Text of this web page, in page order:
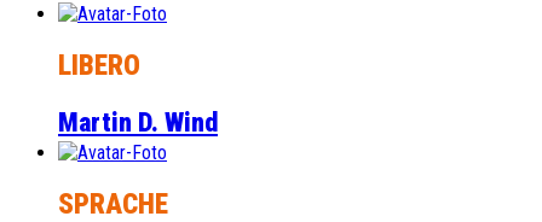
LIBERO
Martin D. Wind
SPRACHE